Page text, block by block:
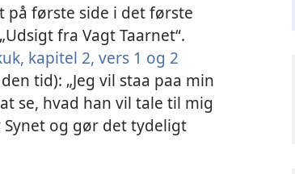
på første side i det første
fra Vagt Taarnet“.
kapitel 2, vers 1 og 2
tid): „Jeg vil staa paa min
se, hvad han vil tale til mig
Synet og gør det tydeligt